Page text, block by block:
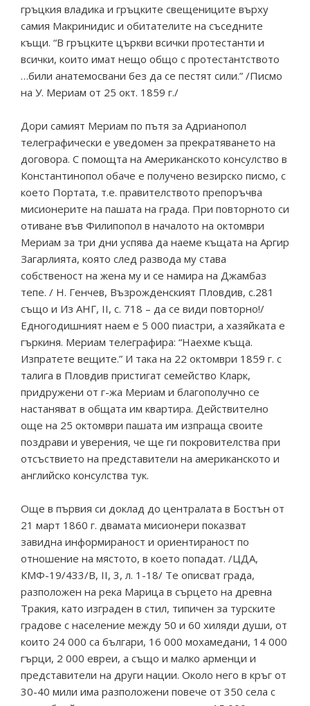
гръцкия владика и гръцките свещениците върху
самия Макринидис и обитателите на съседните
къщи. “В гръцките църкви всички протестанти и
всички, които имат нещо общо с протестантството
…били анатемосвани без да се пестят сили.” /Писмо
на У. Мериам от 25 окт. 1859 г./
Дори самият Мериам по пътя за Адрианопол
телеграфически е уведомен за прекратяването на
договора. С помощта на Американското консулство в
Константинопол обаче е получено везирско писмо, с
което Портата, т.е. правителството препоръчва
мисионерите на пашата на града. При повторното си
отиване във Филипопол в началото на октомври
Мериам за три дни успява да наеме къщата на Аргир
Загарлията, която след развода му става
собственост на жена му и се намира на Джамбаз
тепе. / Н. Генчев, Възрожденският Пловдив, с.281
също и Из АНГ, II, с. 718 – да се види повторно!/
Едногодишният наем е 5 000 пиастри, а хазяйката е
гъркиня. Мериам телеграфира: “Наехме къща.
Изпратете вещите.” И така на 22 октомври 1859 г. с
талига в Пловдив пристигат семейство Кларк,
придружени от г-жа Мериам и благополучно се
настаняват в общата им квартира. Действително
още на 25 октомври пашата им изпраща своите
поздрави и уверения, че ще ги покровителства при
отсъствието на представители на американското и
английско консулства тук.
Още в първия си доклад до централата в Бостън от
21 март 1860 г. двамата мисионери показват
завидна информираност и ориентираност по
отношение на мястото, в което попадат. /ЦДА,
КМФ-19/433/В, II, 3, л. 1-18/ Те описват града,
разположен на река Марица в сърцето на древна
Тракия, като изграден в стил, типичен за турските
градове с население между 50 и 60 хиляди души, от
които 24 000 са българи, 16 000 мохамедани, 14 000
гърци, 2 000 евреи, а също и малко арменци и
представители на други нации. Около него в кръг от
30-40 мили има разположени повече от 350 села с